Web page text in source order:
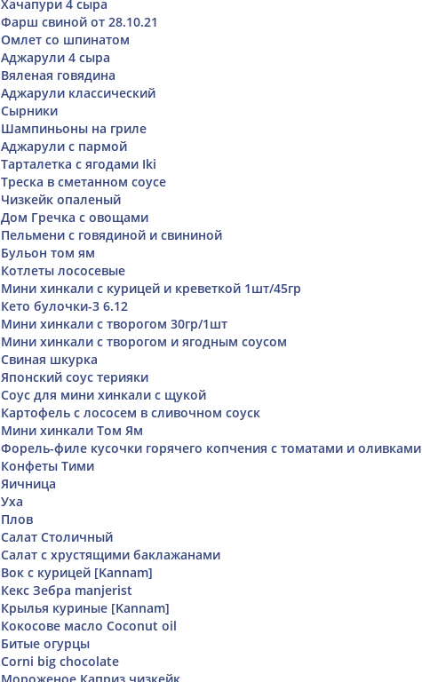
Хачапури 4 сыра
Фарш свиной от 28.10.21
Омлет со шпинатом
Аджарули 4 сыра
Вяленая говядина
Аджарули классический
Сырники
Шампиньоны на гриле
Аджарули с пармой
Тарталетка с ягодами Iki
Треска в сметанном соусе
Чизкейк опаленый
Дом Гречка с овощами
Пельмени с говядиной и свининой
Бульон том ям
Котлеты лососевые
Мини хинкали с курицей и креветкой 1шт/45гр
Кето булочки-3 6.12
Мини хинкали с творогом 30гр/1шт
Мини хинкали с творогом и ягодным соусом
Свиная шкурка
Японский соус терияки
Соус для мини хинкали с щукой
Картофель с лососем в сливочном соуск
Мини хинкали Том Ям
Форель-филе кусочки горячего копчения с томатами и оливками
Конфеты Тими
Яичница
Уха
Плов
Салат Столичный
Салат с хрустящими баклажанами
Вок с курицей [Kannam]
Кекс Зебра manjerist
Крылья куриные [Kannam]
Кокосове масло Coconut oil
Битые огурцы
Corni big chocolate